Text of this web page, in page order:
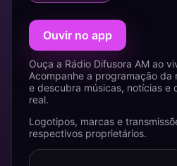
Ouvir no app
Ouça a Rádio Difusora AM ao
Acompanhe a programação da
e descubra músicas, notícias e
real.
Logotipos, marcas e
respectivos proprietários.